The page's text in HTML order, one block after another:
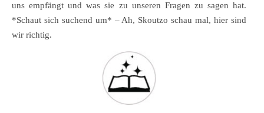
uns empfängt und was sie zu unseren Fragen zu sagen hat.
*Schaut sich suchend um* – Ah, Skoutzo schau mal, hier sind
wir richtig.